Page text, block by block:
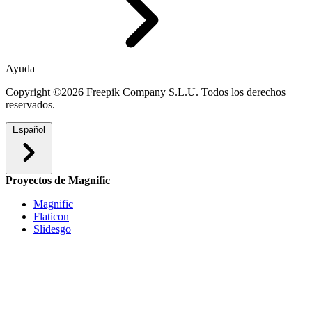
Ayuda
Copyright ©2026 Freepik Company S.L.U. Todos los derechos
reservados.
Español
Proyectos de Magnific
Magnific
Flaticon
Slidesgo